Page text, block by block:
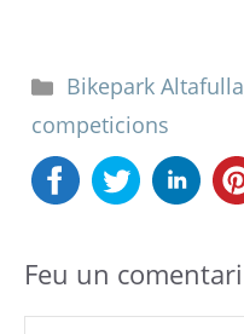
Categories
Bikepark Altafulla
competicions
Feu un comentari